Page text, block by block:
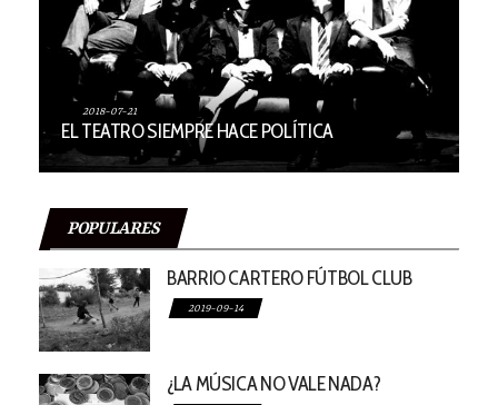
2018-07-21
EL TEATRO SIEMPRE HACE POLÍTICA
POPULARES
BARRIO CARTERO FÚTBOL CLUB
2019-09-14
¿LA MÚSICA NO VALE NADA?